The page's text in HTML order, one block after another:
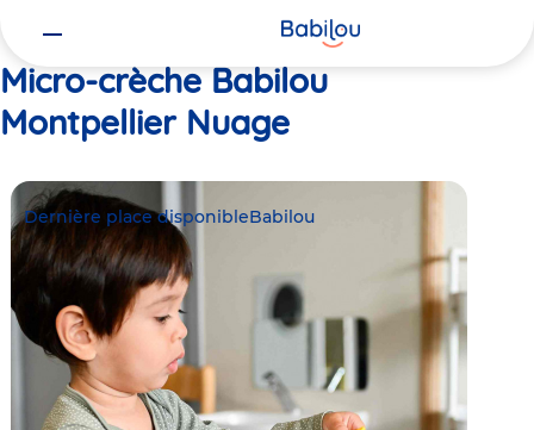
Micro-crèche Babilou
Montpellier Nuage
Dernière place disponibleBabilou